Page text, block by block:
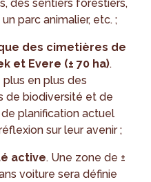
des sentiers forestiers,
parc animalier, etc. ;
des cimetières de
et Evere (± 70 ha).
en plus des
de biodiversité et de
planification actuel
sur leur avenir ;
active. Une zone de ±
voiture sera définie